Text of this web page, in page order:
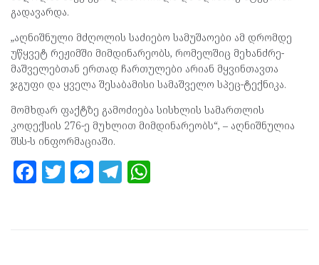
გადავარდა.
„აღნიშნული მძღოლის საძიებო სამუშაოები ამ დრომდე
უწყვეტ რეჟიმში მიმდინარეობს, რომელშიც მეხანძრე-
მაშველებთან ერთად ჩართულები არიან მყვინთავთა
ჯგუფი და ყველა შესაბამისი სამაშველო სპეც-ტექნიკა.
მომხდარ ფაქტზე გამოძიება სისხლის სამართლის
კოდექსის 276-ე მუხლით მიმდინარეობს“, – აღნიშნულია
შსს-ს ინფორმაციაში.
F T M T